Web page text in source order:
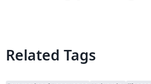
Related Tags